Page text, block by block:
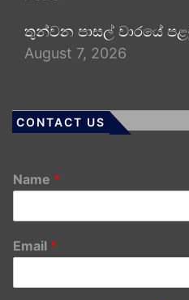
තුන්වන පාසල් වාරයේ
August 7, 2026
CONTACT US
Name *
Email *